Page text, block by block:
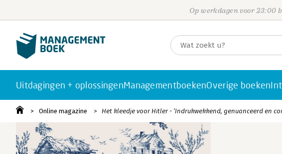
Op werkdagen voor 23:00
Uitdagingen + oplossingenManagementboekenOverige boeken
Online magazine Het kleedje voor Hitler - ‘Indrukwekkend, genuanceerd en